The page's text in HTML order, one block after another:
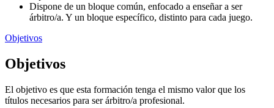
Dispone de un bloque común, enfocado a enseñar a ser
árbitro/a. Y un bloque específico, distinto para cada juego.
Objetivos
Objetivos
El objetivo es que esta formación tenga el mismo valor que los
títulos necesarios para ser árbitro/a profesional.